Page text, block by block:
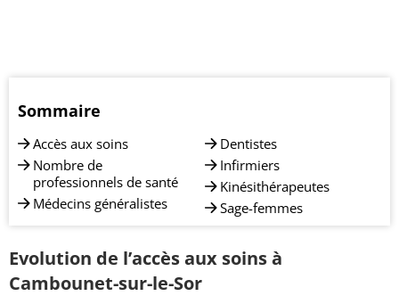
Sommaire
Accès aux soins
Nombre de
professionnels de santé
Médecins généralistes
Dentistes
Infirmiers
Kinésithérapeutes
Sage-femmes
Evolution de l’accès aux soins à
Cambounet-sur-le-Sor